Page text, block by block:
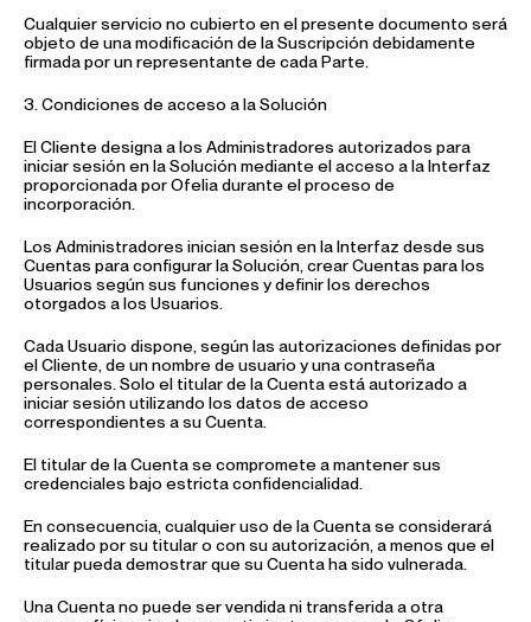
Cualquier servicio no cubierto en el presente documento será
objeto de una modificación de la Suscripción debidamente
firmada por un representante de cada Parte.
3. Condiciones de acceso a la Solución
El Cliente designa a los Administradores autorizados para
iniciar sesión en la Solución mediante el acceso a la Interfaz
proporcionada por Ofelia durante el proceso de
incorporación.
Los Administradores inician sesión en la Interfaz desde sus
Cuentas para configurar la Solución, crear Cuentas para los
Usuarios según sus funciones y definir los derechos
otorgados a los Usuarios.
Cada Usuario dispone, según las autorizaciones definidas por
el Cliente, de un nombre de usuario y una contraseña
personales. Solo el titular de la Cuenta está autorizado a
iniciar sesión utilizando los datos de acceso
correspondientes a su Cuenta.
El titular de la Cuenta se compromete a mantener sus
credenciales bajo estricta confidencialidad.
En consecuencia, cualquier uso de la Cuenta se considerará
realizado por su titular o con su autorización, a menos que el
titular pueda demostrar que su Cuenta ha sido vulnerada.
Una Cuenta no puede ser vendida ni transferida a otra